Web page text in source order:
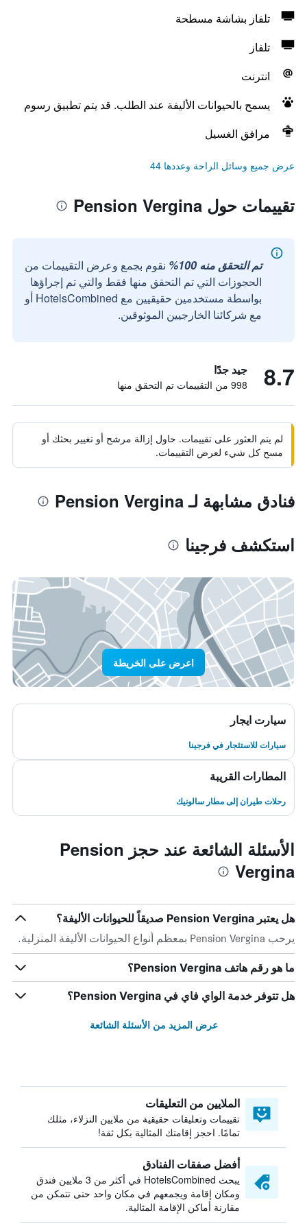
تلفاز بشاشة مسطحة
تلفاز
انترنت
يسمح بالحيوانات الأليفة عند الطلب. قد يتم تطبيق رسوم
مرافق الغسيل
عرض جميع وسائل الراحة وعددها 44
تقييمات حول Pension Vergina
تم التحقق منه 100%
نقوم بجمع وعرض التقييمات من
الحجوزات التي تم التحقق منها فقط والتي تم إجراؤها
بواسطة مستخدمين حقيقيين مع HotelsCombined أو
مع شركائنا الخارجيين الموثوقين.
8.7 جيد جدًا
998 من التقييمات تم التحقق منها
لم يتم العثور على تقييمات. حاول إزالة مرشح أو تغيير بحثك أو
مسح كل شيء لعرض التقييمات.
فنادق مشابهة لـ Pension Vergina
استكشف فرجينا
اعرض على الخريطة
سيارت ايجار
سيارات للاستئجار في فرجينا
المطارات القريبة
رحلات طيران إلى مطار سالونيك
الأسئلة الشائعة عند حجز Pension
Vergina
هل يعتبر Pension Vergina صديقاً للحيوانات الأليفة؟
يرحب Pension Vergina بمعظم أنواع الحيوانات الأليفة المنزلية.
ما هو رقم هاتف Pension Vergina؟
هل تتوفر خدمة الواي فاي في Pension Vergina؟
عرض المزيد من الأسئلة الشائعة
الملايين من التعليقات
تقييمات وتعليقات حقيقية من ملايين النزلاء، مثلك
تمامًا. احجز إقامتك المثالية بكل ثقة!
أفضل صفقات الفنادق
يبحث HotelsCombined في أكثر من 3 ملايين فندق
ومكان إقامة ويجمعهم في مكان واحد حتى تتمكن من
مقارنة أماكن الإقامة المثالية.